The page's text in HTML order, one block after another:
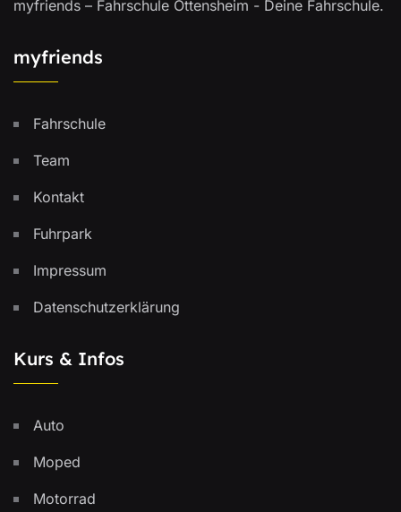
myfriends – Fahrschule Ottensheim - Deine Fahrschule.
myfriends
Fahrschule
Team
Kontakt
Fuhrpark
Impressum
Datenschutzerklärung
Kurs & Infos
Auto
Moped
Motorrad